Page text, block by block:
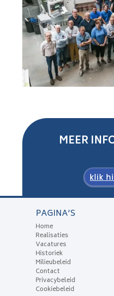
MEER
klik
PAGINA’S
Home
Realisaties
Vacatures
Historiek
Milieubeleid
Contact
Privacybeleid
Cookiebeleid